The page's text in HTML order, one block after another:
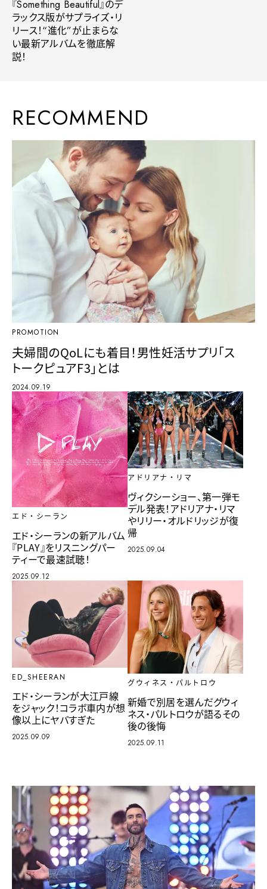
『Something Beautiful』のデ
ラックス版がサプライズ・リ
リース！“進化”が止まらな
い最新アルバムを徹底解
説！
RECOMMEND
PROMOTION
夫婦間のQoLにも着目！男性妊活サプリ「ス
トークピュアF3」とは
2024.09.19
エド・シーラン
エド・シーランの新アルバム
『PLAY』をリスニングパー
ティーで最速試聴！
2025.09.12
アドリアナ・リマ
ヴィクシーショー、第一弾モ
デル発表！アドリアナ・リマ
やリリー・オルドリッジが復
帰
2025.09.04
ED_SHEERAN
エド・シーランが大江戸線
をジャック！コラボ車内が想
像以上にヤバすぎた
2025.09.09
グウィネス・パルトロウ
新婚で別居を選んだグウィ
ネス・パルトロウが語るその
後の後悔
2025.09.11